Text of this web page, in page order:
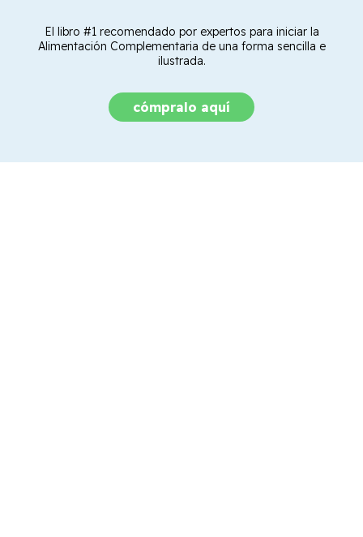
El libro #1 recomendado por expertos para iniciar la
Alimentación Complementaria de una forma sencilla e
ilustrada.
cómpralo aquí